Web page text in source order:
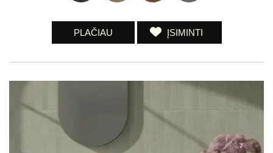
PLAČIAU ĮSIMINTI